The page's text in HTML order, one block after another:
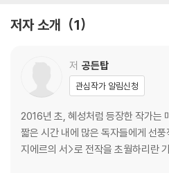
저자 소개 1
저 공든탑
관심작가 알림신청
2016년 초, 혜성처럼 등장한 작가는
짧은 시간 내에 많은 독자들에게 선
지에르의 서>로 전작을 초월하리란